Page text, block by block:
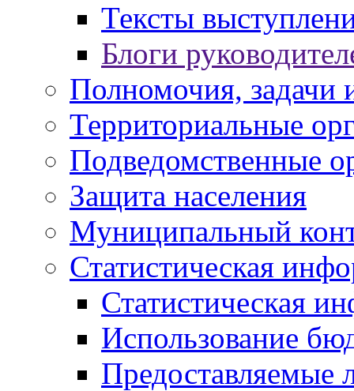
Тексты
Блоги
Полномочия, задачи
Территориальные
Подведомственные
Защита населения
Муниципальный
Статистическая
Статистическая
Использование
Предоставляемые